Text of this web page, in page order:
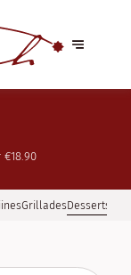
GrilladesDesserts